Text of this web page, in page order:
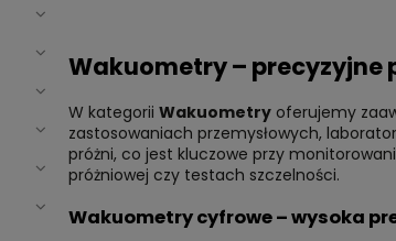
Wakuometry – precyzyjne
W kategorii Wakuometry oferujemy
zastosowaniach przemysłowych,
próżni, co jest kluczowe przy
próżniowej czy testach szczelności.
Wakuometry cyfrowe – wysoka